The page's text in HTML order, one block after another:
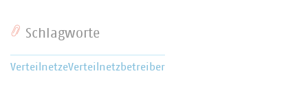
Schlagworte
VerteilnetzeVerteilnetzbetreiber